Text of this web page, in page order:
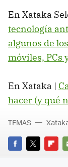
En Xataka
tecnología
algunos de
móviles, PCs
En Xataka |
hacer (y qué
FACEBOOK
TWITTER
TEMAS